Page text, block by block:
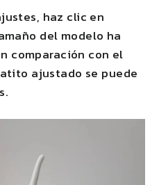
haz clic en
del modelo ha
comparación con el
ajustado se puede